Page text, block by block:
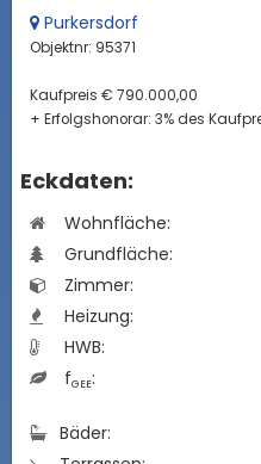
Purkersdorf
Objektnr: 95371
Kaufpreis € 790.000,00
+ Erfolgshonorar: 3% des
Eckdaten:
Wohnfläche:
Grundfläche:
Zimmer:
Heizung:
HWB:
fGEE:
Bäder: